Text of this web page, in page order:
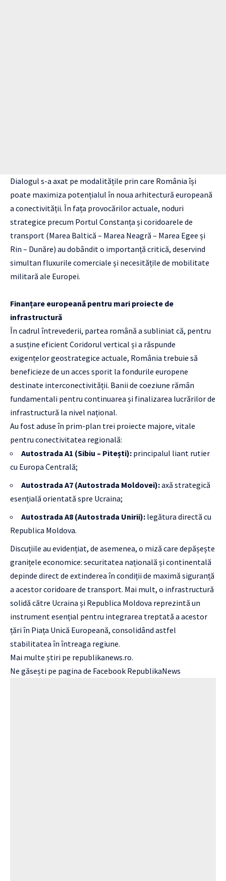
Dialogul s-a axat pe modalitățile prin care România își
poate maximiza potențialul în noua arhitectură europeană
a conectivității. În fața provocărilor actuale, noduri
strategice precum Portul Constanța și coridoarele de
transport (Marea Baltică – Marea Neagră – Marea Egee și
Rin – Dunăre) au dobândit o importanță critică, deservind
simultan fluxurile comerciale și necesitățile de mobilitate
militară ale Europei.
Finanțare europeană pentru mari proiecte de
infrastructură
În cadrul întrevederii, partea română a subliniat că, pentru
a susține eficient Coridorul vertical și a răspunde
exigențelor geostrategice actuale, România trebuie să
beneficieze de un acces sporit la fondurile europene
destinate interconectivității. Banii de coeziune rămân
fundamentali pentru continuarea și finalizarea lucrărilor de
infrastructură la nivel național.
Au fost aduse în prim-plan trei proiecte majore, vitale
pentru conectivitatea regională:
Autostrada A1 (Sibiu – Pitești): principalul liant rutier
cu Europa Centrală;
Autostrada A7 (Autostrada Moldovei):axă strategică
esențială orientată spre Ucraina;
Autostrada A8 (Autostrada Unirii): legătura directă cu
Republica Moldova.
Discuțiile au evidențiat, de asemenea, o miză care depășește
granițele economice: securitatea națională și continentală
depinde direct de extinderea în condiții de maximă siguranță
a acestor coridoare de transport. Mai mult, o infrastructură
solidă către Ucraina și Republica Moldova reprezintă un
instrument esențial pentru integrarea treptată a acestor
țări în Piața Unică Europeană, consolidând astfel
stabilitatea în întreaga regiune.
Mai multe știri pe republikanews.ro.
Ne găsești pe pagina de Facebook RepublikaNews